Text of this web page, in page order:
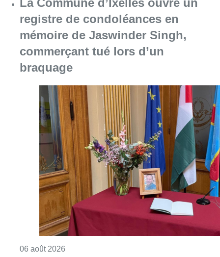
06 août 2026 Consulter l'article "La Commune d’Ixelles
Partager l'article
FacebookTwitterWhatsApp
Share
31 janvier 2025- 12h14
Allemagne
Angela Merkel
Immigration
News
Rue de la Loi